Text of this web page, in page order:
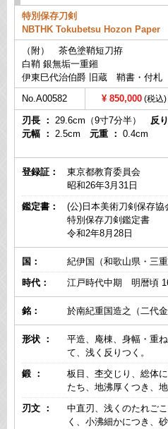
特別保存刀剣
NBTHK Tokubetsu Hozon Paper
（附） 茶色塗鞘短刀拵
白鞘 銀無垢一重鎺
伊東巳代治伯爵 旧蔵 鞘書・付札
No.A00582
850,000
刃長 ： 29.6cm（9寸7分半） 反
元幅 ： 2.5cm 元重 ： 0.4cm
登録証：
東京都教育委員会
昭和26年3月31日
鑑定書：
(公)日本美術刀剣保存協
特別保存刀剣鑑定書
令和2年8月28日
国：
紀伊国（和歌山県・三重
時代：
江戸時代中期 明暦頃
銘： 於南紀重国造之（二代金
形状 ：
平造、庵棟、身幅・重
て、浅く反りつく。
鍛 ：
板目、杢交じり、総体
たち、地沸厚くつき、地
刃文 ：
中直刃、浅くのたれご
く、小沸細かにつき、